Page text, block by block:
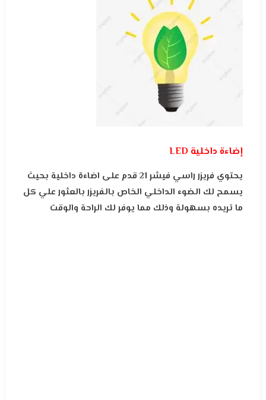
إضاءة داخلية LED
يحتوي فريزر راسي فيشر 21 قدم على اضاءة داخلية بحيث
يسمح لك الضوء الداخلي الخاص بالفريزر بالعثور علي كل
ما تريده بسهولة وذلك مما يوفر لك الراحة والوقت